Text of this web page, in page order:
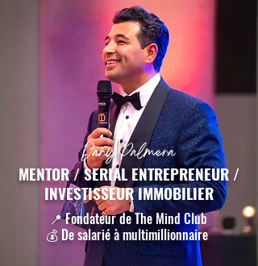
MENTOR / SERIAL ENTREPRENEUR /
INVESTISSEUR IMMOBILIER
📍 Fondateur de The Mind Club
💰 De salarié à multimillionnaire